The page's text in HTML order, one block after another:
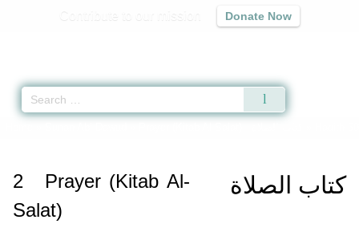
Donate Now
كتاب الصلاة 2
Prayer (Kitab Al-
Salat)